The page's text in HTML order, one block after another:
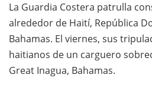
La Guardia Costera patrulla
alrededor de Haití, República
Bahamas. El viernes, sus
haitianos de un carguero
Great Inagua, Bahamas.